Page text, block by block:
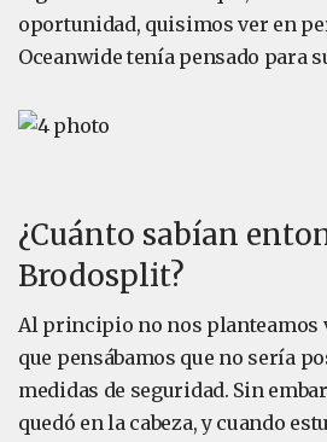
oportunidad, quisimos ver en
Oceanwide tenía pensado para
¿Cuánto sabían
Brodosplit?
Al principio no nos planteamos
que pensábamos que no sería
medidas de seguridad. Sin
quedó en la cabeza, y cuando